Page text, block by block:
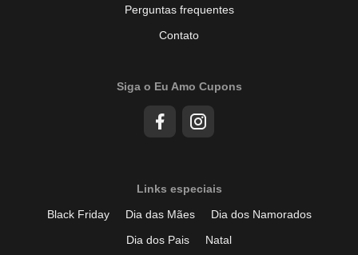
Perguntas frequentes
Contato
Siga o Eu Amo Cupons
Links especiais
Black Friday
Dia das Mães
Dia dos Namorados
Dia dos Pais
Natal